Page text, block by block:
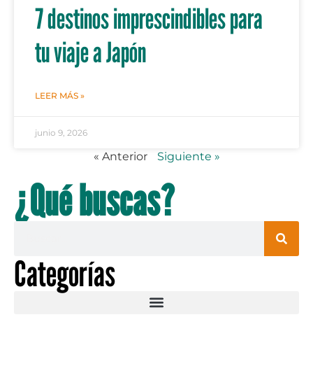
7 destinos imprescindibles para
tu viaje a Japón
LEER MÁS »
junio 9, 2026
« Anterior Siguiente »
¿Qué buscas?
Categorías